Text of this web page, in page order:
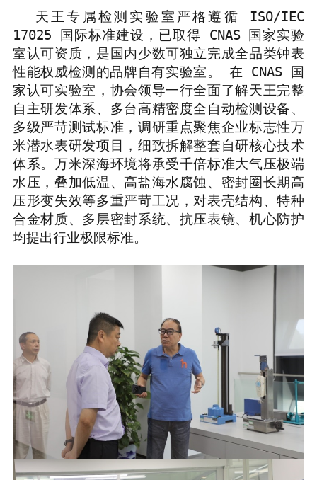
天王专属检测实验室严格遵循
ISO/IEC
17025 国际标准建设，已取得 CNAS 国家实验
室认可资质，是国内少数可独立完成全品类钟表
性能权威检测的品牌自有实验室。 在 CNAS 国
家认可实验室，协会领导一行全面了解天王完整
自主研发体系、多台高精密度全自动检测设备、
多级严苛测试标准，调研重点聚焦企业标志性万
米潜水表研发项目，细致拆解整套自研核心技术
体系。万米深海环境将承受千倍标准大气压极端
水压，叠加低温、高盐海水腐蚀、密封圈长期高
压形变失效等多重严苛工况，对表壳结构、特种
合金材质、多层密封系统、抗压表镜、机心防护
均提出行业极限标准。